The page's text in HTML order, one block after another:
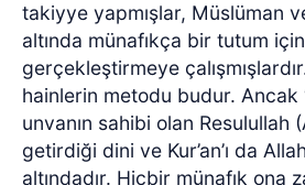
takiyye yapmışlar, Müslüman
altında münafıkça bir tutum
gerçekleştirmeye
hainlerin metodu budur. Ancak
unvanın sahibi olan Resulullah
getirdiği dini ve Kur’an’ı da
altındadır. Hiçbir münafık ona